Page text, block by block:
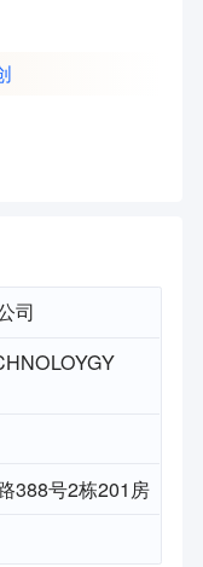
司
388号2栋201房